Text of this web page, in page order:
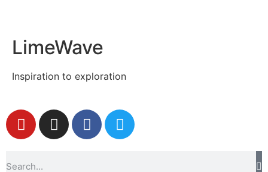
LimeWave
Inspiration to exploration